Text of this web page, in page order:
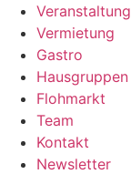
Vermietung
Gastro
Hausgruppen
Flohmarkt
Team
Kontakt
Newsletter